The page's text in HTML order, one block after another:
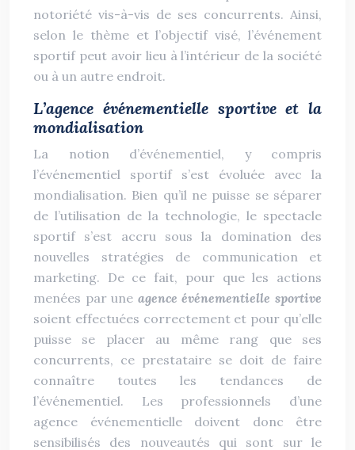
notoriété vis-à-vis de ses concurrents. Ainsi,
selon le thème et l’objectif visé, l’événement
sportif peut avoir lieu à l’intérieur de la société
ou à un autre endroit.
L’agence événementielle sportive et la
mondialisation
La notion d’événementiel, y compris
l’événementiel sportif s’est évoluée avec la
mondialisation. Bien qu’il ne puisse se séparer
de l’utilisation de la technologie, le spectacle
sportif s’est accru sous la domination des
nouvelles stratégies de communication et
marketing. De ce fait, pour que les actions
menées par une agence événementielle sportive
soient effectuées correctement et pour qu’elle
puisse se placer au même rang que ses
concurrents, ce prestataire se doit de faire
connaître toutes les tendances de
l’événementiel. Les professionnels d’une
agence événementielle doivent donc être
sensibilisés des nouveautés qui sont sur le